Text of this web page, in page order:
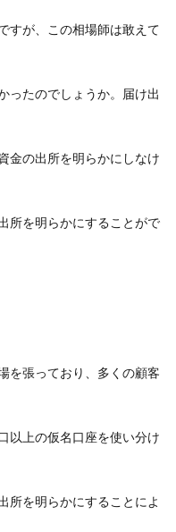
すが、この相場師は敢えて
ったのでしょうか。届け出
金の出所を明らかにしなけ
所を明らかにすることがで
張っており、多くの顧客
以上の仮名口座を使い分け
所を明らかにすることによ